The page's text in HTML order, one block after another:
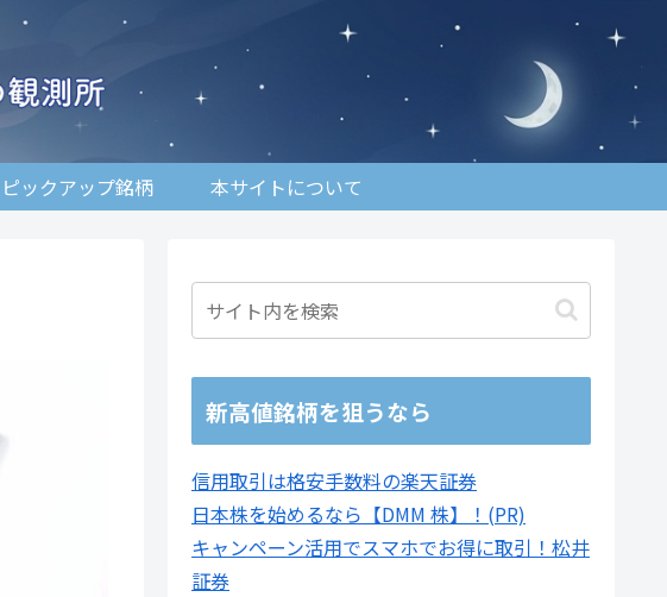
ピックアップ銘柄 本サイトについて
新高値銘柄を狙うなら
信用取引は格安手数料の楽天証券
日本株を始めるなら【DMM 株】！(PR)
キャンペーン活用でスマホでお得に取引！松井
証券